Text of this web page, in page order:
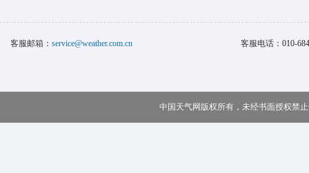
客服邮箱： service@weather.com.cn 客服电话： 010-
中国天气网版权所有，未经书面授权